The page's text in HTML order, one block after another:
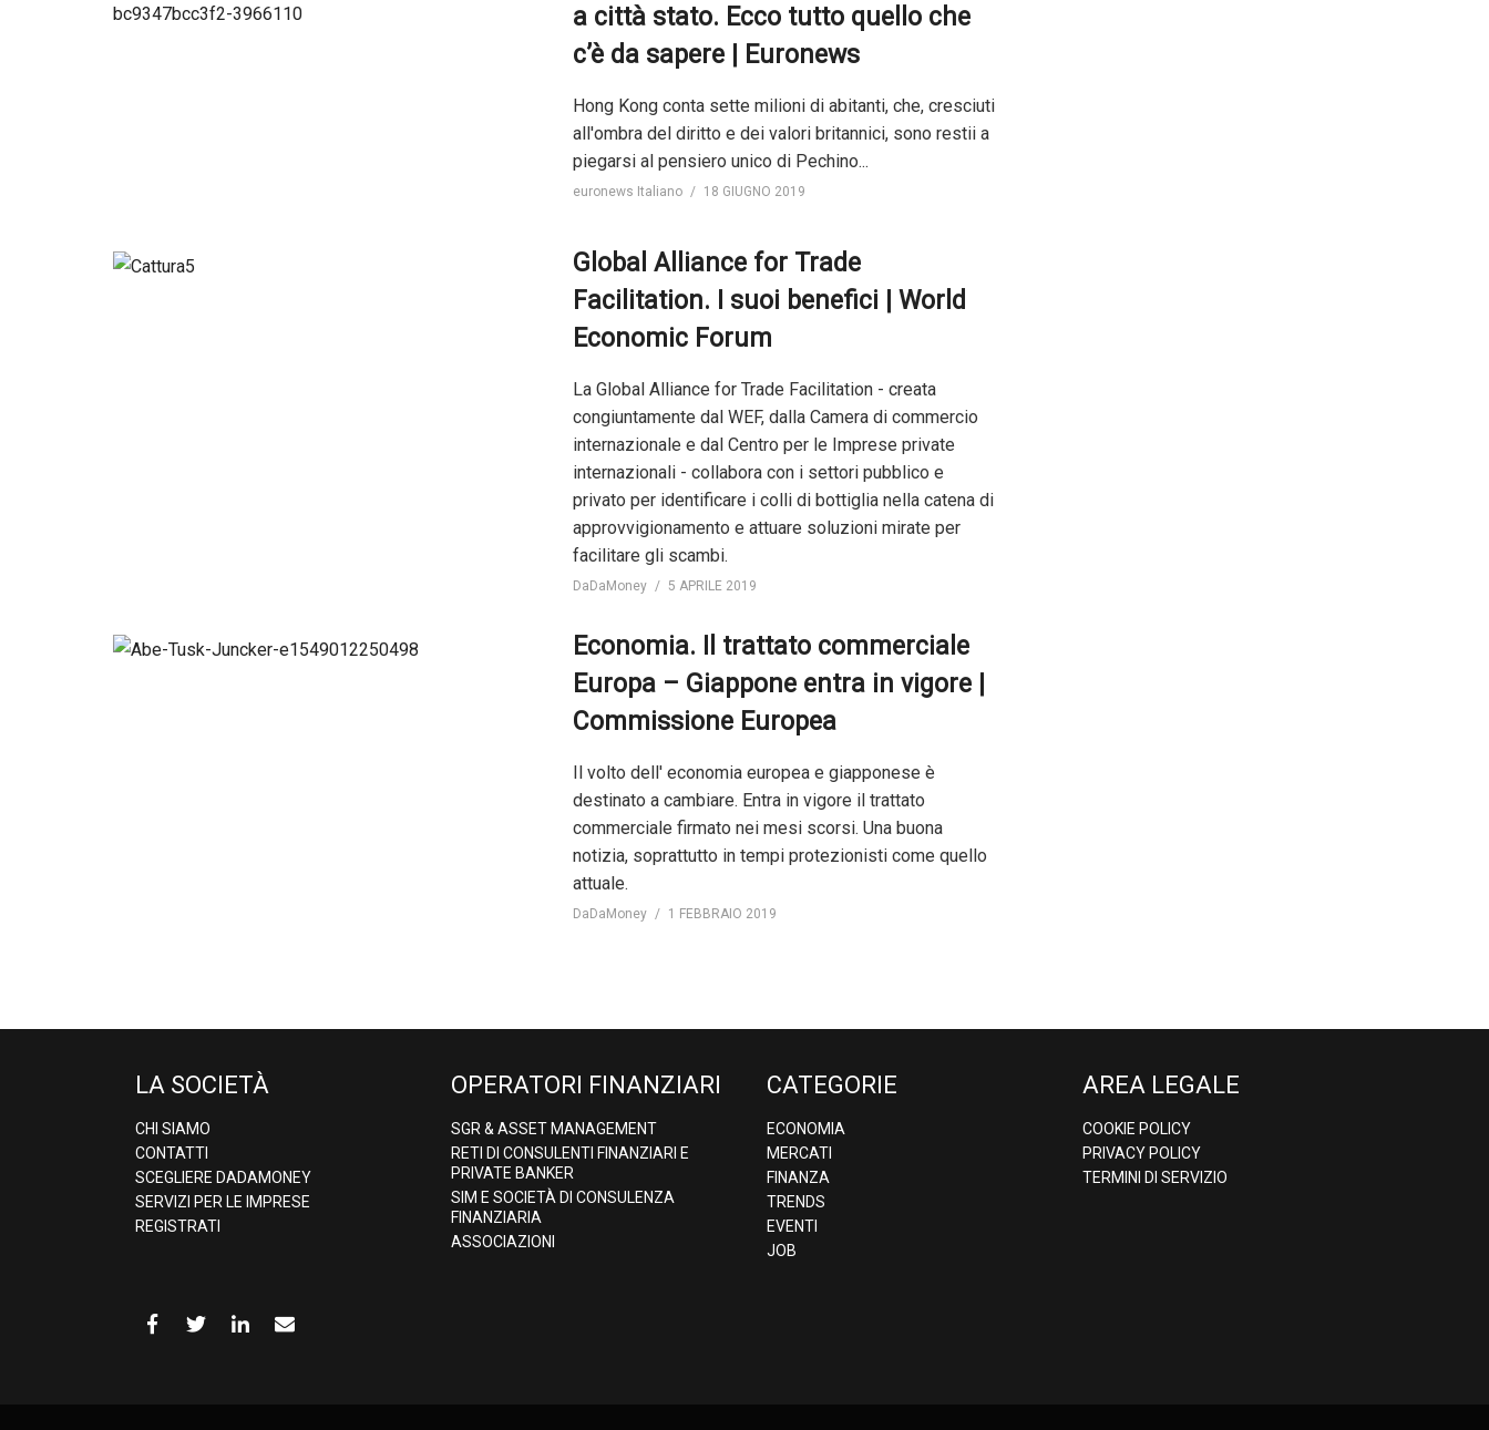
a città stato. Ecco tutto quello che
c’è da sapere | Euronews
Hong Kong conta sette milioni di abitanti, che, cresciuti
all'ombra del diritto e dei valori britannici, sono restii a
piegarsi al pensiero unico di Pechino...
euronews Italiano 18 GIUGNO 2019
Global Alliance for Trade
Facilitation. I suoi benefici | World
Economic Forum
La Global Alliance for Trade Facilitation - creata
congiuntamente dal WEF, dalla Camera di commercio
internazionale e dal Centro per le Imprese private
internazionali - collabora con i settori pubblico e
privato per identificare i colli di bottiglia nella catena di
approvvigionamento e attuare soluzioni mirate per
facilitare gli scambi.
DaDaMoney 5 APRILE 2019
Economia. Il trattato commerciale
Europa – Giappone entra in vigore |
Commissione Europea
Il volto dell' economia europea e giapponese è
destinato a cambiare. Entra in vigore il trattato
commerciale firmato nei mesi scorsi. Una buona
notizia, soprattutto in tempi protezionisti come quello
attuale.
DaDaMoney 1 FEBBRAIO 2019
LA SOCIETÀ
CHI SIAMO
CONTATTI
SCEGLIERE DADAMONEY
SERVIZI PER LE IMPRESE
REGISTRATI
OPERATORI FINANZIARI
SGR & ASSET MANAGEMENT
RETI DI CONSULENTI FINANZIARI E
PRIVATE BANKER
SIM E SOCIETÀ DI CONSULENZA
FINANZIARIA
ASSOCIAZIONI
CATEGORIE
ECONOMIA
MERCATI
FINANZA
TRENDS
EVENTI
JOB
AREA LEGALE
COOKIE POLICY
PRIVACY POLICY
TERMINI DI SERVIZIO